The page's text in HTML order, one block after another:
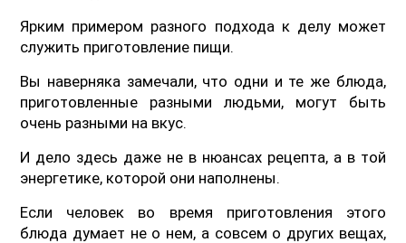
Ярким примером разного подхода к делу может
служить приготовление пищи.
Вы наверняка замечали, что одни и те же блюда,
приготовленные разными людьми, могут быть
очень разными на вкус.
И дело здесь даже не в нюансах рецепта, а в той
энергетике, которой они наполнены.
Если человек во время приготовления этого
блюда думает не о нем, а совсем о других вещах,